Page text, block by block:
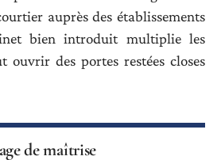
auprès des établissements
bien introduit multiplie les
ouvrir des portes restées closes
de maîtrise